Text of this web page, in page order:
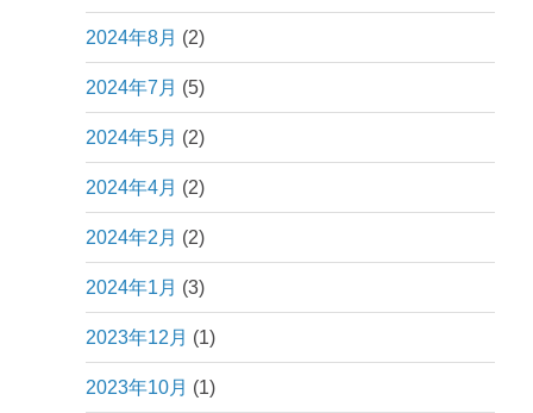
2024年8月 (2)
2024年7月 (5)
2024年5月 (2)
2024年4月 (2)
2024年2月 (2)
2024年1月 (3)
2023年12月 (1)
2023年10月 (1)